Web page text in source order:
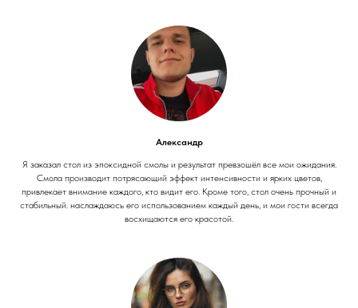
Александр
Я заказал стол из эпоксидной смолы и результат превзошёл все мои ожидания.
Смола производит потрясающий эффект интенсивности и ярких цветов,
привлекает внимание каждого, кто видит его. Кроме того, стол очень прочный и
стабильный. наслаждаюсь его использованием каждый день, и мои гости всегда
восхищаются его красотой.